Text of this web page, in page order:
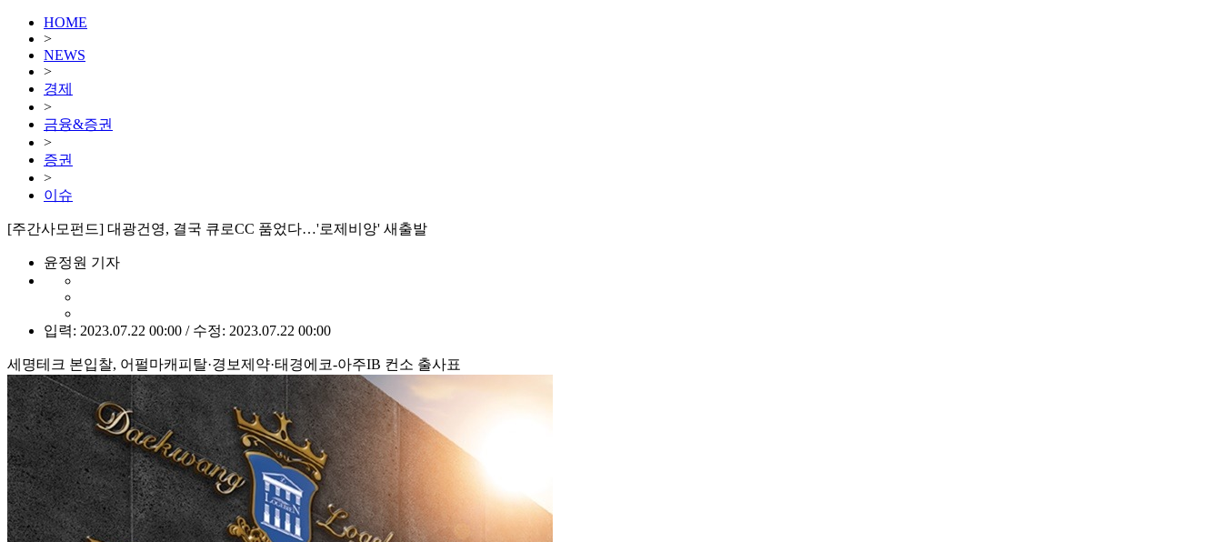
HOME
>
NEWS
>
경제
>
금융&증권
>
증권
>
이슈
[주간사모펀드] 대광건영, 결국 큐로CC 품었다…'로제비앙' 새출발
윤정원 기자
입력: 2023.07.22 00:00 / 수정: 2023.07.22 00:00
세명테크 본입찰, 어펄마캐피탈·경보제약·태경에코-아주IB 컨소 출사표